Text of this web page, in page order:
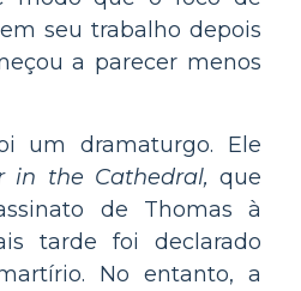
seu trabalho depois
a parecer menos
um dramaturgo. Ele
in the Cathedral, que
de Thomas à
tarde foi declarado
No entanto, a